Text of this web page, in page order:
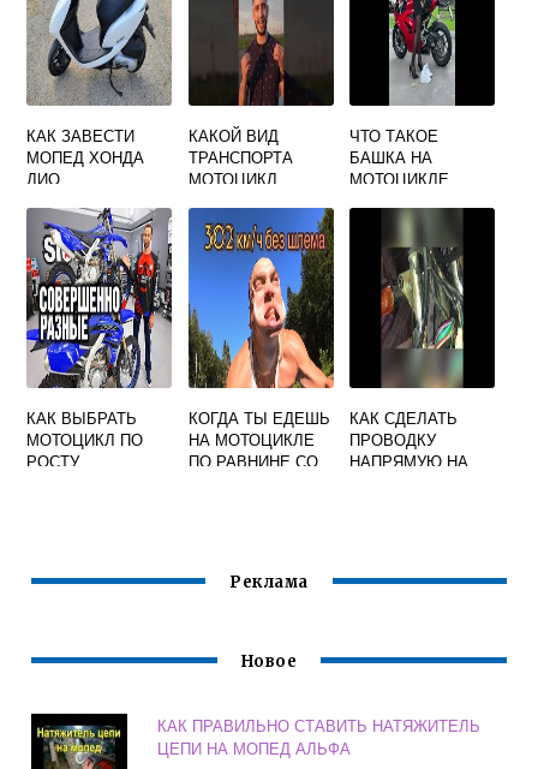
КАК ЗАВЕСТИ
МОПЕД ХОНДА
ДИО
КАКОЙ ВИД
ТРАНСПОРТА
МОТОЦИКЛ
ЧТО ТАКОЕ
БАШКА НА
МОТОЦИКЛЕ
КАК ВЫБРАТЬ
МОТОЦИКЛ ПО
РОСТУ
КОГДА ТЫ ЕДЕШЬ
НА МОТОЦИКЛЕ
ПО РАВНИНЕ СО
КАК СДЕЛАТЬ
ПРОВОДКУ
НАПРЯМУЮ НА
Реклама
Новое
КАК ПРАВИЛЬНО СТАВИТЬ НАТЯЖИТЕЛЬ
ЦЕПИ НА МОПЕД АЛЬФА